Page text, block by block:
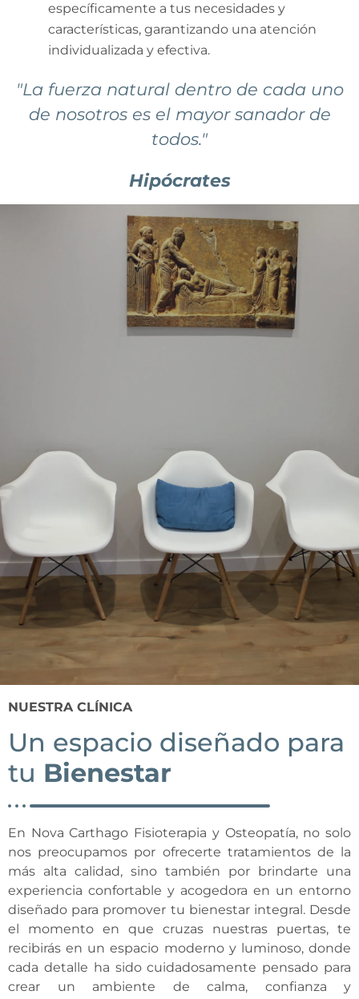
específicamente a tus necesidades y
características, garantizando una atención
individualizada y efectiva.
"La fuerza natural dentro de cada uno
de nosotros es el mayor sanador de
todos."
Hipócrates
NUESTRA CLÍNICA
Un espacio diseñado para
tu Bienestar
En Nova Carthago Fisioterapia y Osteopatía, no solo
nos preocupamos por ofrecerte tratamientos de la
más alta calidad, sino también por brindarte una
experiencia confortable y acogedora en un entorno
diseñado para promover tu bienestar integral. Desde
el momento en que cruzas nuestras puertas, te
recibirás en un espacio moderno y luminoso, donde
cada detalle ha sido cuidadosamente pensado para
crear un ambiente de calma, confianza y